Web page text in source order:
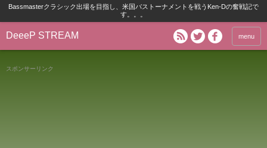
Bassmasterクラシック出場を目指し、米国バストーナメントを戦うKen-Dの奮戦記で
す。。。
DeeeP STREAM menu
スポンサーリンク